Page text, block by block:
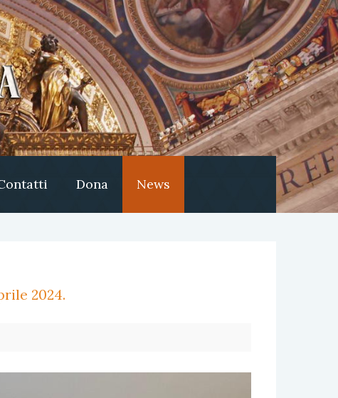
Dona News
2024.